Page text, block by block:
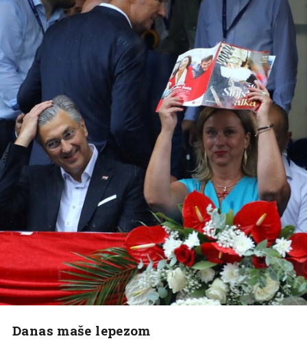
Danas maše lepezom